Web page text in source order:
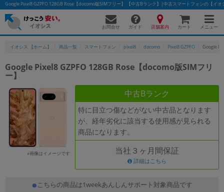
Google Pixel8 GZPFO 128GB Rose【docomo版SIMフリー】 【中古Bランク】|中古スマートフォンの【イオ
お問合せ ガイド 店舗案内 カート メニュー
イオシス 【ホーム】 商品一覧 スマートフォン pixel8 docomo Pixel8 GZPFO Google
Google Pixel8 GZPFO 128GB Rose【docomo版SIMフリ
ー】
※画像はイメージです
中古Bランク
特に目立つ傷などがない中古品となります
が、経年劣化に該当する使用感が見られる
商品になります。
当社３ヶ月間保証
詳細はこちら
こちらの商品は1weekあんしんサポート対象商品です
フリーワード
除外ワード
人気の検索ワード： Let's note
商品ジャンルの絞り込み
「スマートフォン」「タブレット」など